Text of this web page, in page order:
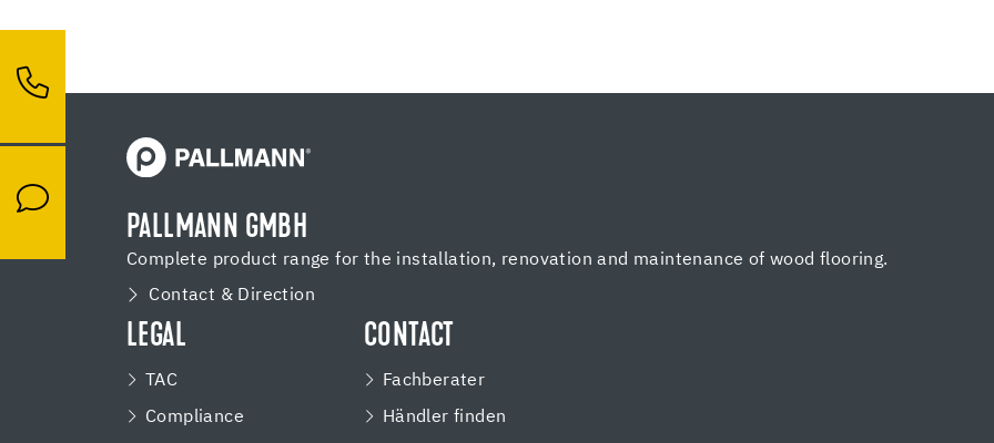
PALLMANN GMBH
Complete product range for the installation, renovation and maintenance of wood flooring.
Contact & Direction
LEGAL
TAC
Compliance
CONTACT
Fachberater
Händler finden